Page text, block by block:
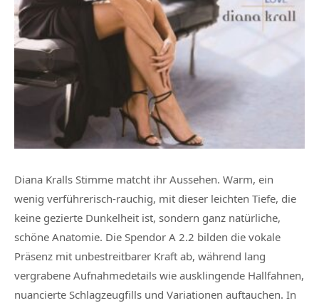
Diana Kralls Stimme matcht ihr Aussehen. Warm, ein
wenig verführerisch-rauchig, mit dieser leichten Tiefe, die
keine gezierte Dunkelheit ist, sondern ganz natürliche,
schöne Anatomie. Die Spendor A 2.2 bilden die vokale
Präsenz mit unbestreitbarer Kraft ab, während lang
vergrabene Aufnahmedetails wie ausklingende Hallfahnen,
nuancierte Schlagzeugfills und Variationen auftauchen. In